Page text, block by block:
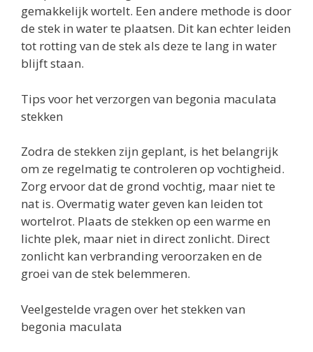
gemakkelijk wortelt. Een andere methode is door
de stek in water te plaatsen. Dit kan echter leiden
tot rotting van de stek als deze te lang in water
blijft staan.
Tips voor het verzorgen van begonia maculata
stekken
Zodra de stekken zijn geplant, is het belangrijk
om ze regelmatig te controleren op vochtigheid.
Zorg ervoor dat de grond vochtig, maar niet te
nat is. Overmatig water geven kan leiden tot
wortelrot. Plaats de stekken op een warme en
lichte plek, maar niet in direct zonlicht. Direct
zonlicht kan verbranding veroorzaken en de
groei van de stek belemmeren.
Veelgestelde vragen over het stekken van
begonia maculata